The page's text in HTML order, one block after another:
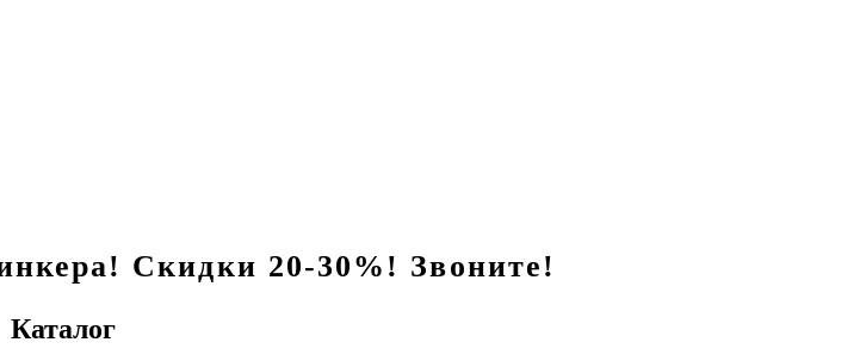
Скидки 20-30%! Звоните!
Каталог